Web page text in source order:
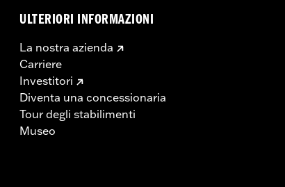
ULTERIORI INFORMAZIONI
La nostra azienda
Carriere
Investitori
Diventa una concessionaria
Tour degli stabilimenti
Museo